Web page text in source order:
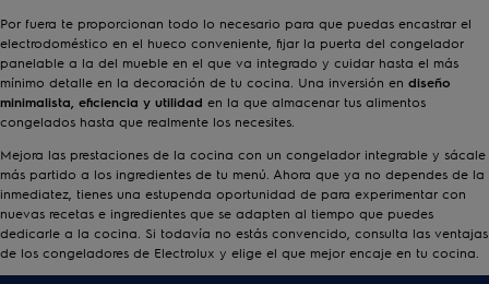
Por fuera te proporcionan todo lo necesario para que puedas encastrar el
electrodoméstico en el hueco conveniente, fijar la puerta del congelador
panelable a la del mueble en el que va integrado y cuidar hasta el más
mínimo detalle en la decoración de tu cocina. Una inversión en diseño
minimalista, eficiencia y utilidad en la que almacenar tus alimentos
congelados hasta que realmente los necesites.
Mejora las prestaciones de la cocina con un congelador integrable y sácale
más partido a los ingredientes de tu menú. Ahora que ya no dependes de la
inmediatez, tienes una estupenda oportunidad de para experimentar con
nuevas recetas e ingredientes que se adapten al tiempo que puedes
dedicarle a la cocina. Si todavía no estás convencido, consulta las ventajas
de los congeladores de Electrolux y elige el que mejor encaje en tu cocina.